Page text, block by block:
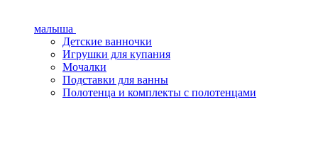
малыша
Детские ванночки
Игрушки для купания
Мочалки
Подставки для ванны
Полотенца и комплекты с полотенцами